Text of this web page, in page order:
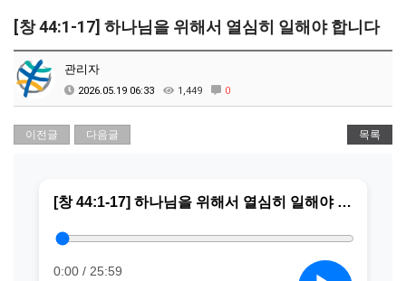
[창 44:1-17] 하나님을 위해서 열심히 일해야 합니다
관리자
2026.05.19 06:33 1,449 0
이전글 다음글 목록